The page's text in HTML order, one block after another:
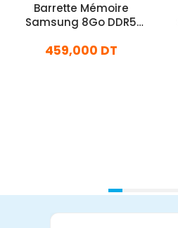
Barrette Mémoire
Samsung 8Go DDR5
459,000 DT